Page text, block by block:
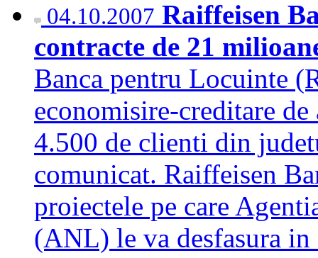
04.10.2007 Raiffeisen
contracte de 21
Banca pentru Locuinte
economisire-creditare
4.500 de clienti din
comunicat. Raiffeisen
proiectele pe care
(ANL) le va desfasura in